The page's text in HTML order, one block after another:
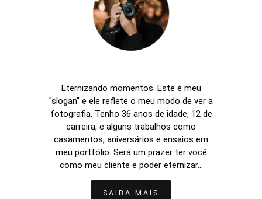
Eternizando momentos. Este é meu
"slogan" e ele reflete o meu modo de ver a
fotografia. Tenho 36 anos de idade, 12 de
carreira, e alguns trabalhos como
casamentos, aniversários e ensaios em
meu portfólio. Será um prazer ter você
como meu cliente e poder eternizar...
SAIBA MAIS